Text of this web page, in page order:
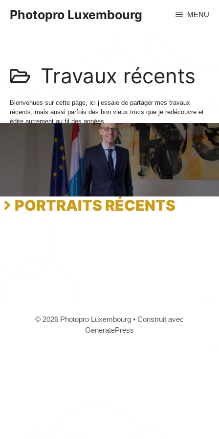
Photopro Luxembourg MENU
Travaux récents
Bienvenues sur cette page, ici j’essaie de partager mes travaux
récents, mais aussi parfois des bon vieux trucs que je redécouvre et
édite autrement au fil des années
PORTRAITS RÉCENTS
© 2026 Photopro Luxembourg • Construit avec
GeneratePress